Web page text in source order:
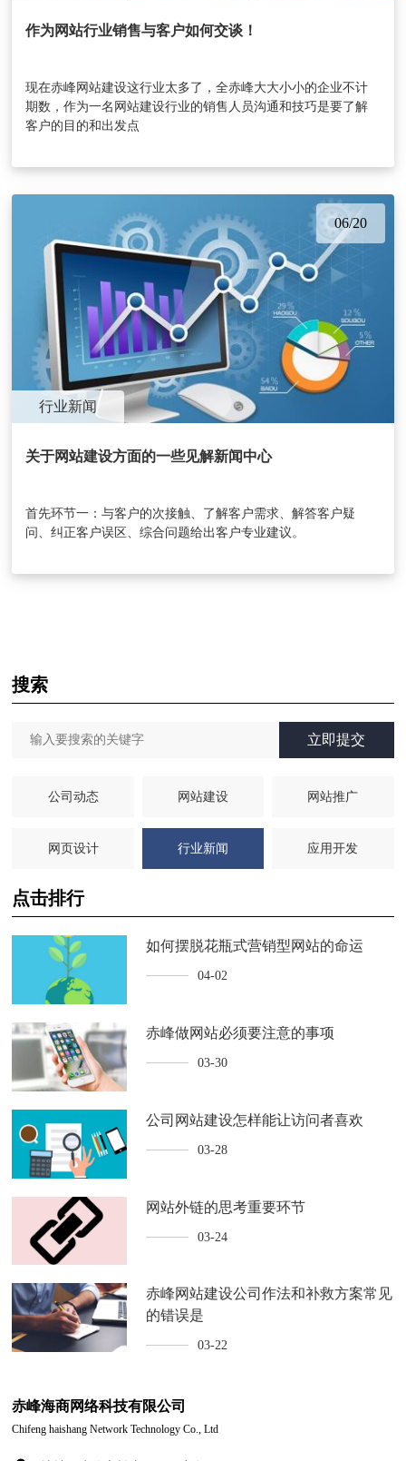
作为网站行业销售与客户如何交谈！
现在赤峰网站建设这行业太多了，全赤峰大大小小的企业不计
期数，作为一名网站建设行业的销售人员沟通和技巧是要了解
客户的目的和出发点
06/20
行业新闻
关于网站建设方面的一些见解新闻中心
首先环节一：与客户的次接触、了解客户需求、解答客户疑
问、纠正客户误区、综合问题给出客户专业建议。
搜索
立即提交
公司动态 网站建设 网站推广
网页设计 行业新闻 应用开发
点击排行
如何摆脱花瓶式营销型网站的命运
04-02
赤峰做网站必须要注意的事项
03-30
公司网站建设怎样能让访问者喜欢
03-28
网站外链的思考重要环节
03-24
赤峰网站建设公司作法和补救方案常见
的错误是
03-22
赤峰海商网络科技有限公司
Chifeng haishang Network Technology Co., Ltd